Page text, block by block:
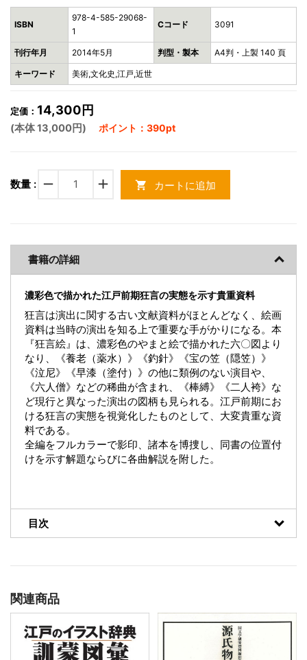
ISBN
978-4-585-29068-
1
Cコード 3091
刊行年月 2014年5月 判型・製本 A4判・上製 140 頁
キーワード 美術,文化史,江戸,近世
定価： 14,300円
(本体 13,000円) ポイント：390pt
数量 : remove add shopping_cart カートに追加
書籍の詳細
濃彩色で描かれた江戸前期狂言の実態を示す貴重資料
狂言は演出に関する古い文献資料がほとんどなく、絵画
資料は当時の演出を知る上で重要な手がかりになる。本
『狂言絵』は、濃彩色のやまと絵で描かれた六〇図より
なり、《養老（薬水）》《釣針》《宝の笠（隠笠）》
《泣尼》《早漆（塗付）》の他に類例のない演目や、
《六人僧》などの稀曲が含まれ、《棒縛》《二人袴》な
ど現行と異なった演出の図柄も見られる。江戸前期にお
ける狂言の実態を視覚化したものとして、大変貴重な資
料である。
全編をフルカラーで影印、諸本を博捜し、同書の位置付
けを示す解題ならびに各曲解説を附した。
目次
関連商品